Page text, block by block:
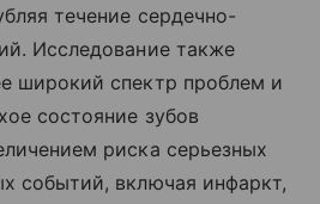
течение сердечно-
Исследование также
широкий спектр проблем и
состояние зубов
риска серьезных
событий, включая инфаркт,